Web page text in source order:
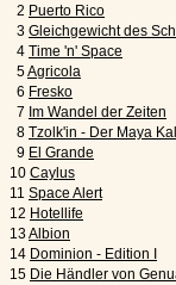
2 Puerto Rico
3 Gleichgewicht des
4 Time 'n' Space
5Agricola
6 Fresko
7 Im Wandel der Zeiten
8 Tzolk'in - Der Maya
9 El Grande
10 Caylus
11 Space Alert
12 Hotellife
13Albion
14 Dominion - Edition I
15 Die Händler von